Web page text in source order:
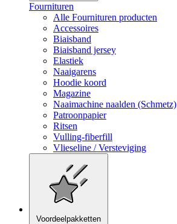
Fournituren
Alle Fournituren producten
Accessoires
Biaisband
Biaisband jersey
Elastiek
Naaigarens
Hoodie koord
Magazine
Naaimachine naalden (Schmetz)
Patroonpapier
Ritsen
Vulling-fiberfill
Vlieseline / Versteviging
Voordeelpakketten